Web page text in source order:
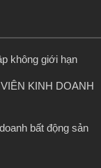
không giới hạn
KINH DOANH
bất động sản